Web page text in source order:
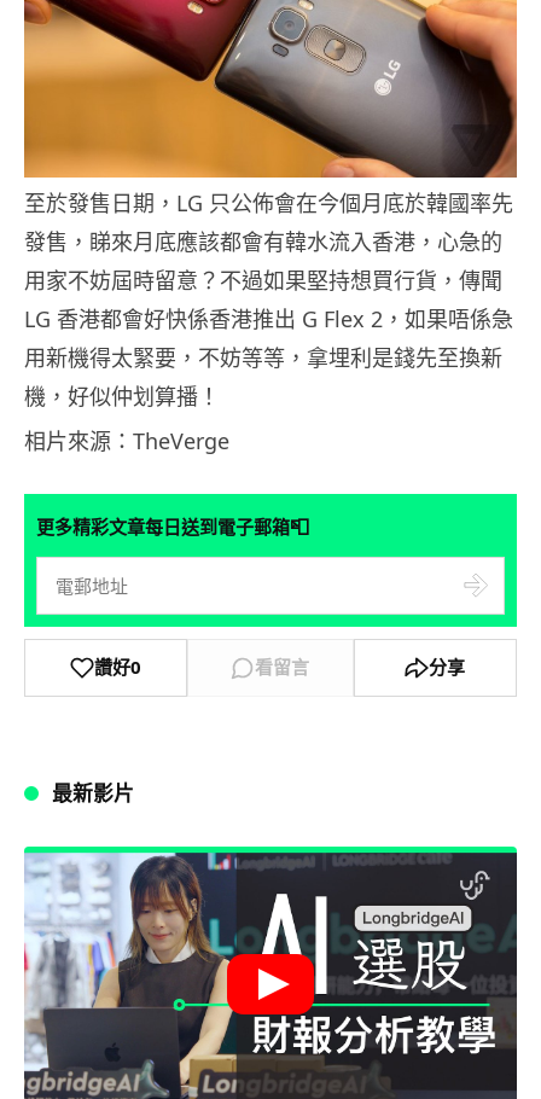
至於發售日期，LG 只公佈會在今個月底於韓國率先
發售，睇來月底應該都會有韓水流入香港，心急的
用家不妨屆時留意？不過如果堅持想買行貨，傳聞
LG 香港都會好快係香港推出 G Flex 2，如果唔係急
用新機得太緊要，不妨等等，拿埋利是錢先至換新
機，好似仲划算播！
相片來源：TheVerge
更多精彩文章每日送到電子郵箱📮
讚好0 看留言 分享
最新影片